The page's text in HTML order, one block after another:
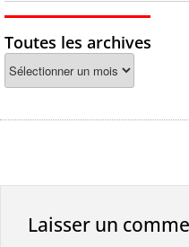
Toutes les archives
Laisser un